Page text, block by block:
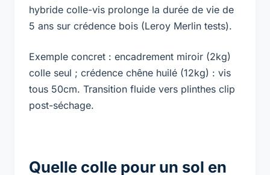
hybride colle-vis prolonge la durée de vie de
5 ans sur crédence bois (Leroy Merlin tests).
Exemple concret : encadrement miroir (2kg)
colle seul ; crédence chêne huilé (12kg) : vis
tous 50cm. Transition fluide vers plinthes clip
post-séchage.
Quelle colle pour un sol en